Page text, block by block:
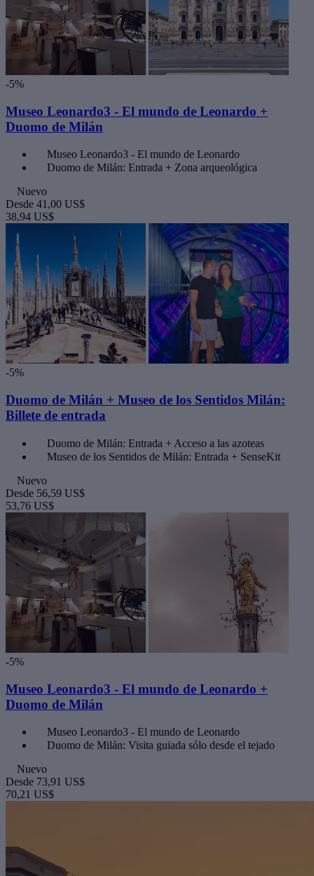
-5%
Museo Leonardo3 - El mundo de Leonardo +
Duomo de Milán
Museo Leonardo3 - El mundo de Leonardo
Duomo de Milán: Entrada + Zona arqueológica
Nuevo
Desde 41,00 US$
38,94 US$
-5%
Duomo de Milán + Museo de los Sentidos Milán:
Billete de entrada
Duomo de Milán: Entrada + Acceso a las azoteas
Museo de los Sentidos de Milán: Entrada + SenseKit
Nuevo
Desde 56,59 US$
53,76 US$
-5%
Museo Leonardo3 - El mundo de Leonardo +
Duomo de Milán
Museo Leonardo3 - El mundo de Leonardo
Duomo de Milán: Visita guiada sólo desde el tejado
Nuevo
Desde 73,91 US$
70,21 US$